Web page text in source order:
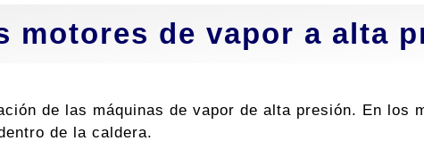
motores de vapor a alta
de las máquinas de vapor de alta presión. En los
de la caldera.